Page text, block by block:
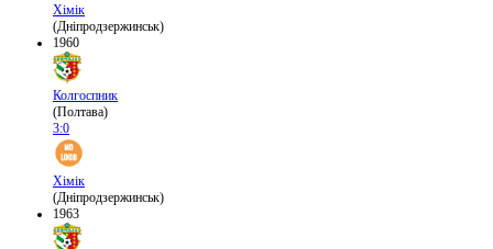
Хімік
(Дніпродзержинськ)
1960
Колгоспник
(Полтава)
3:0
Хімік
(Дніпродзержинськ)
1963